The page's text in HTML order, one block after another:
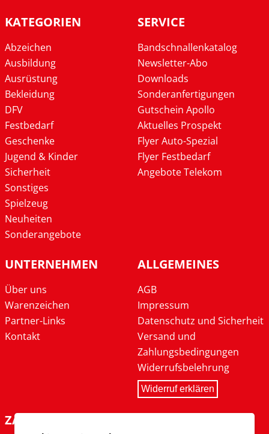
KATEGORIEN
Abzeichen
Ausbildung
Ausrüstung
Bekleidung
DFV
Festbedarf
Geschenke
Jugend & Kinder
Sicherheit
Sonstiges
Spielzeug
Neuheiten
Sonderangebote
SERVICE
Bandschnallenkatalog
Newsletter-Abo
Downloads
Sonderanfertigungen
Gutschein Apollo
Aktuelles Prospekt
Flyer Auto-Spezial
Flyer Festbedarf
Angebote Telekom
UNTERNEHMEN
Über uns
Warenzeichen
Partner-Links
Kontakt
ALLGEMEINES
AGB
Impressum
Datenschutz und Sicherheit
Versand und
Zahlungsbedingungen
Widerrufsbelehrung
Widerruf erklären
ZAHLARTEN